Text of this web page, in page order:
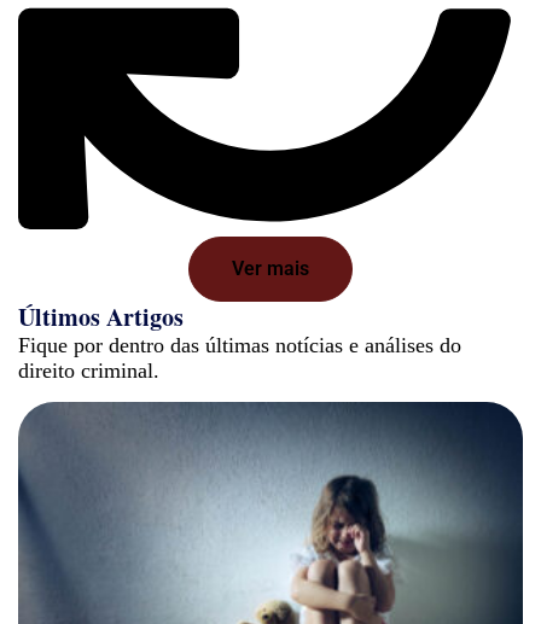
Ver mais
Últimos Artigos
Fique por dentro das últimas notícias e análises do
direito criminal.